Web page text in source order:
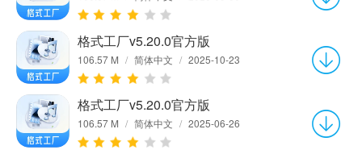
格式工厂v5.20.0官方版
106.57 M / 简体中文 / 2025-10-23
格式工厂v5.20.0官方版
106.57 M / 简体中文 / 2025-06-26